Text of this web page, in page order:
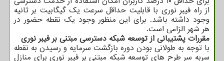
از راه فیبر نوری با قابلیت حداقل سرعت یک گیگابیت بر ثانیه
وجود داشته باشد. برای این منظور وجود یک نقطه حضور در
هر شهر الزامی است.
مقررات پشتیبانی از توسعه شبکه دسترسی مبتنی بر فیبر نوری
با توجه به طولانی بودن دوره بازگشت سرمایه و رسیدن به نقطه
سربه سر طرح های توسعه شبکه مبتنی بر فیبر نوری برای منازل